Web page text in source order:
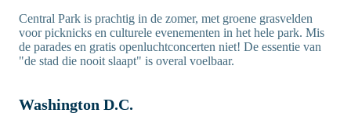
Central Park is prachtig in de zomer, met groene grasvelden
voor picknicks en culturele evenementen in het hele park. Mis
de parades en gratis openluchtconcerten niet! De essentie van
"de stad die nooit slaapt" is overal voelbaar.
Washington D.C.